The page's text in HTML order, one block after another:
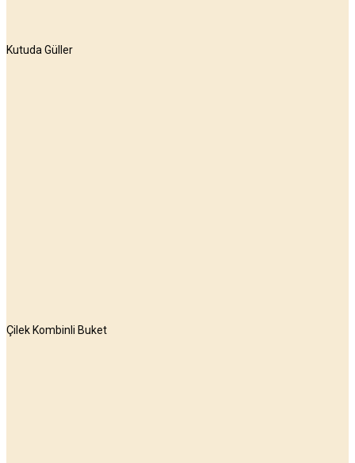
Kutuda Güller
Çilek Kombinli Buket